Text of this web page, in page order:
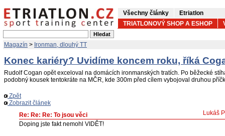
Všechny články
Etriatlon
TRIATLONOVÝ SHOP A ESHOP
Magazín > Ironman, dlouhý TT
Konec kariéry? Uvidíme koncem roku, říká
Rudolf Cogan opět exceloval na domácích ironmanských tratích. Po běžecké
podobný kousek tentokráte na MČR, kde 300m před cílem vybojoval druhou
Zpět
Zobrazit článek
Re: Re: Re: To jsou věci
Lukáš
Doping jste fakt nemohl VIDĚT!